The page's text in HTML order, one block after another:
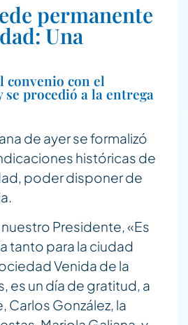
permanente
Una
convenio con el
se procedió a la entrega
de ayer se formalizó
históricas de
poder disponer de
Presidente, «Es
tanto para la ciudad
Venida de la
es un día de gratitud, a
Carlos González, la